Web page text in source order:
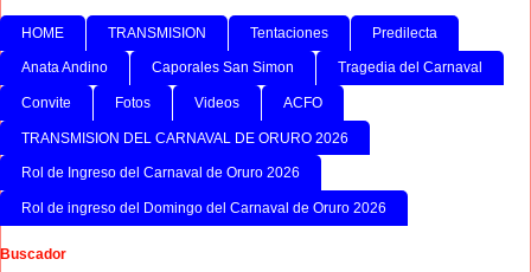
HOME TRANSMISION Tentaciones Predilecta
Anata Andino Caporales San Simon Tragedia del Carnaval
Convite Fotos Videos ACFO
TRANSMISION DEL CARNAVAL DE ORURO 2026
Rol de Ingreso del Carnaval de Oruro 2026
Rol de ingreso del Domingo del Carnaval de Oruro 2026
Buscador